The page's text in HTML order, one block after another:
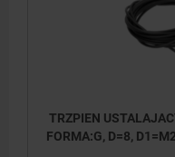
TRZPIEN
FORMA:G, D=8,